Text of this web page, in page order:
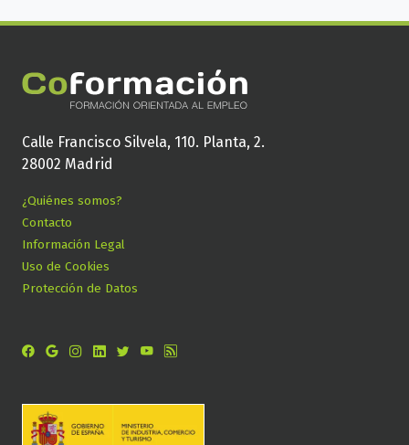
Calle Francisco Silvela, 110. Planta, 2.
28002 Madrid
¿Quiénes somos?
Contacto
Información Legal
Uso de Cookies
Protección de Datos